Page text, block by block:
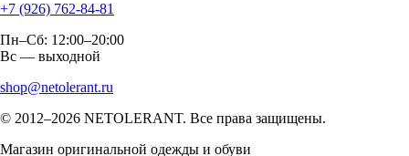
+7 (926) 762-84-81
Пн–Сб: 12:00–20:00
Вс — выходной
shop@netolerant.ru
© 2012–2026 NETOLERANT. Все права защищены.
Магазин оригинальной одежды и обуви